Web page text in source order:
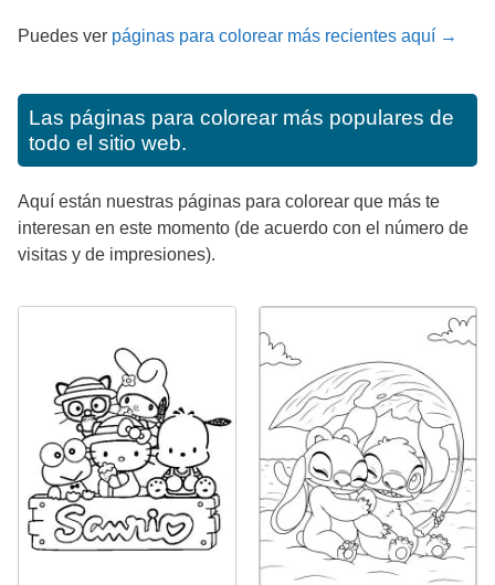
Puedes ver páginas para colorear más recientes aquí →
Las páginas para colorear más populares de
todo el sitio web.
Aquí están nuestras páginas para colorear que más te
interesan en este momento (de acuerdo con el número de
visitas y de impresiones).